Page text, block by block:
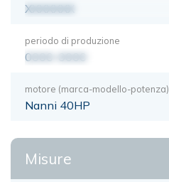
XXXXXXX
periodo di produzione
0000-0000
motore (marca-modello-potenza)
Nanni 40HP
Misure